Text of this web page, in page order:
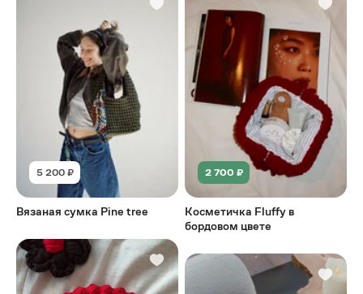
5 200 ₽
Вязаная сумка Pine tree
2 700 ₽
Косметичка Fluffy в
бордовом цвете